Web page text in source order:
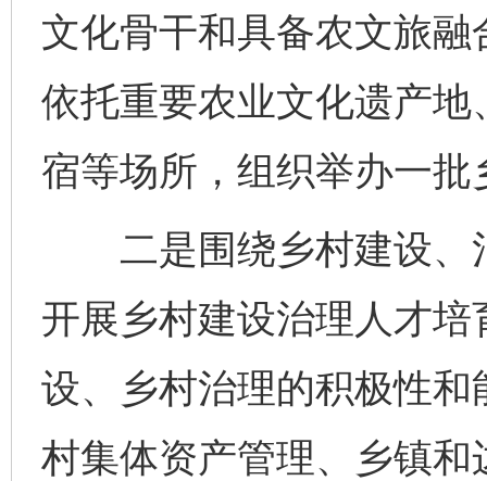
文化骨干和具备农文旅
依托重要农业文化遗产
宿等场所，组织举办一
二是围绕乡村建设、
开展乡村建设治理人才
设、乡村治理的积极性
村集体资产管理、乡镇